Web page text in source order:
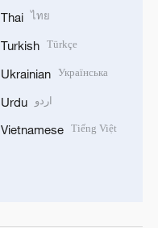
Thai ไทย
Turkish Türkçe
Ukrainian Українська
Urdu اردو
Vietnamese Tiếng Việt